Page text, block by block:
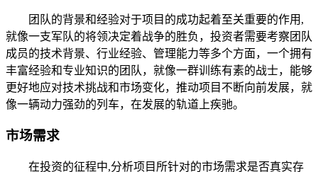
团队的背景和经验对于项目的成功起着至关重要的作用,
就像一支军队的将领决定着战争的胜负，投资者需要考察团队
成员的技术背景、行业经验、管理能力等多个方面，一个拥有
丰富经验和专业知识的团队，就像一群训练有素的战士，能够
更好地应对技术挑战和市场变化，推动项目不断向前发展，就
像一辆动力强劲的列车，在发展的轨道上疾驰。
市场需求
在投资的征程中,分析项目所针对的市场需求是否真实存